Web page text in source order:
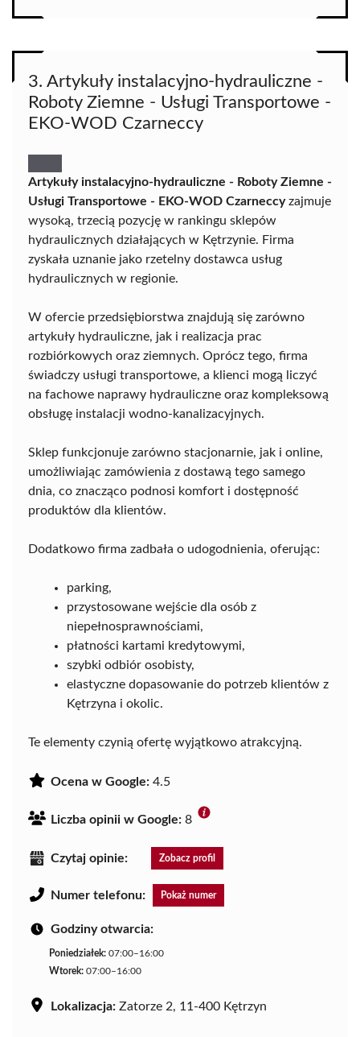
3. Artykuły instalacyjno-hydrauliczne -
Roboty Ziemne - Usługi Transportowe -
EKO-WOD Czarneccy
Artykuły instalacyjno-hydrauliczne - Roboty Ziemne -
Usługi Transportowe - EKO-WOD Czarneccyzajmuje
wysoką, trzecią pozycję w rankingu sklepów
hydraulicznych działających w Kętrzynie. Firma
zyskała uznanie jako rzetelny dostawca usług
hydraulicznych w regionie.
W ofercie przedsiębiorstwa znajdują się zarówno
artykuły hydrauliczne, jak i realizacja prac
rozbiórkowych oraz ziemnych. Oprócz tego, firma
świadczy usługi transportowe, a klienci mogą liczyć
na fachowe naprawy hydrauliczne oraz kompleksową
obsługę instalacji wodno-kanalizacyjnych.
Sklep funkcjonuje zarówno stacjonarnie, jak i online,
umożliwiając zamówienia z dostawą tego samego
dnia, co znacząco podnosi komfort i dostępność
produktów dla klientów.
Dodatkowo firma zadbała o udogodnienia, oferując:
parking,
przystosowane wejście dla osób z
niepełnosprawnościami,
płatności kartami kredytowymi,
szybki odbiór osobisty,
elastyczne dopasowanie do potrzeb klientów z
Kętrzyna i okolic.
Te elementy czynią ofertę wyjątkowo atrakcyjną.
Ocena w Google: 4.5
Liczba opinii w Google: 8
Czytaj opinie: Zobacz profil
Numer telefonu: Pokaż numer
Godziny otwarcia:
Poniedziałek: 07:00–16:00
Wtorek: 07:00–16:00
Lokalizacja: Zatorze 2, 11-400 Kętrzyn